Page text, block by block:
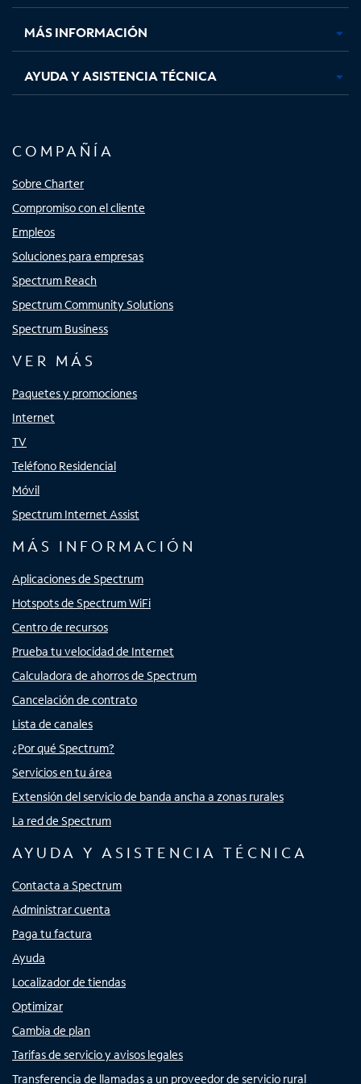
nuevanuevanuevanueva
MÁS INFORMACIÓN
AYUDA Y ASISTENCIA TÉCNICA
COMPAÑÍA
Sobre Charter
Compromiso con el cliente
Empleos
Soluciones para empresas
Spectrum Reach
Spectrum Community Solutions
Spectrum Business
VER MÁS
Paquetes y promociones
Internet
TV
Teléfono Residencial
Móvil
Spectrum Internet Assist
MÁS INFORMACIÓN
Aplicaciones de Spectrum
Hotspots de Spectrum WiFi
Centro de recursos
Prueba tu velocidad de Internet
Calculadora de ahorros de Spectrum
Cancelación de contrato
Lista de canales
¿Por qué Spectrum?
Servicios en tu área
Extensión del servicio de banda ancha a zonas rurales
La red de Spectrum
AYUDA Y ASISTENCIA TÉCNICA
Contacta a Spectrum
Administrar cuenta
Paga tu factura
Ayuda
Localizador de tiendas
Optimizar
Cambia de plan
Tarifas de servicio y avisos legales
Transferencia de llamadas a un proveedor de servicio rural